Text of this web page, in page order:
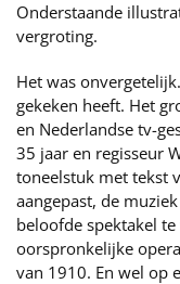
Onderstaande
vergroting.
Het was
gekeken heeft. Het
en Nederlandse tv-
35 jaar en regisseur
toneelstuk met tekst
aangepast, de
beloofde spektakel
oorspronkelijke
van 1910. En wel op